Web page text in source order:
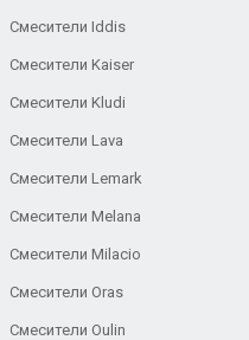
Смесители Iddis
Смесители Kaiser
Смесители Kludi
Смесители Lava
Смесители Lemark
Смесители Melana
Смесители Milacio
Смесители Oras
Смесители Oulin